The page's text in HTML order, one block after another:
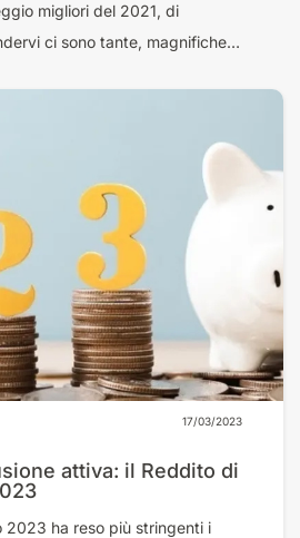
migliori del 2021, di
ci sono tante, magnifiche…
17/03/2023
attiva: il Reddito di
2023 ha reso più stringenti i